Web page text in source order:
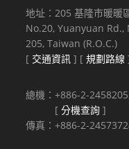
地址：205 基隆市暖暖
No.20, Yuanyuan
205, Taiwan (R.O.C.)
[ 交通資訊 ] [規劃路線
總機：+886-2-
[分機查詢 ]
傳真：+886-2-